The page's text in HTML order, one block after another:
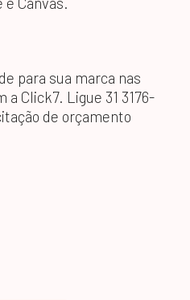
para sua marca nas
a Click7. Ligue 31 3176-
de orçamento